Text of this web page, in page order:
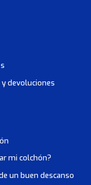
devoluciones
mi colchón?
un buen descanso